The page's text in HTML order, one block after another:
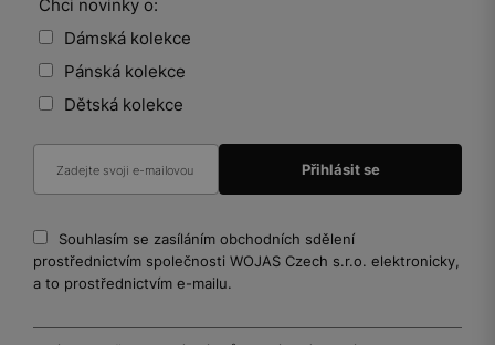
Chci novinky o:
Dámská kolekce
Pánská kolekce
Dětská kolekce
Souhlasím se zasíláním obchodních sdělení
prostřednictvím společnosti WOJAS Czech s.r.o. elektronicky,
a to prostřednictvím e-mailu.